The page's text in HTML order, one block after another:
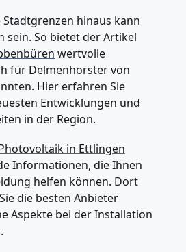
Stadtgrenzen hinaus kann
sein. So bietet der Artikel
wertvolle
für Delmenhorster von
Hier erfahren Sie
Entwicklungen und
in der Region.
in Ettlingen
Informationen, die Ihnen
helfen können. Dort
die besten Anbieter
Aspekte bei der Installation